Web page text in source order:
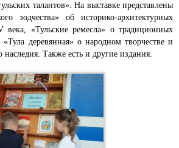
талантов». На выставке представлены
зодчества» об историко-архитектурных
«Тульские ремесла» о традиционных
деревянная» о народном творчестве и
наследия. Также есть и другие издания.